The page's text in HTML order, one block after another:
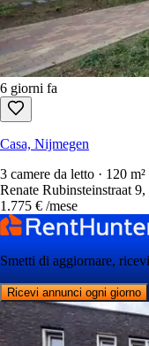
6 giorni fa
Casa, Nijmegen
3 camere da letto · 120
Renate Rubinsteinstraat
1.775 € /mese
Smetti di aggiornare,
Ricevi annunci ogni giorno